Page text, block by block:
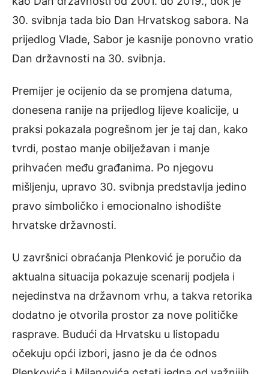
30. svibnja tada bio Dan Hrvatskog sabora. Na
prijedlog Vlade, Sabor je kasnije ponovno vratio
Dan državnosti na 30. svibnja.
Premijer je ocijenio da se promjena datuma,
donesena ranije na prijedlog lijeve koalicije, u
praksi pokazala pogrešnom jer je taj dan, kako
tvrdi, postao manje obilježavan i manje
prihvaćen među građanima. Po njegovu
mišljenju, upravo 30. svibnja predstavlja jedino
pravo simboličko i emocionalno ishodište
hrvatske državnosti.
U završnici obraćanja Plenković je poručio da
aktualna situacija pokazuje scenarij podjela i
nejedinstva na državnom vrhu, a takva retorika
dodatno je otvorila prostor za nove političke
rasprave. Budući da Hrvatsku u listopadu
očekuju opći izbori, jasno je da će odnos